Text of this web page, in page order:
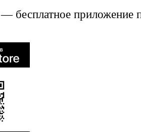
бесплатное приложение